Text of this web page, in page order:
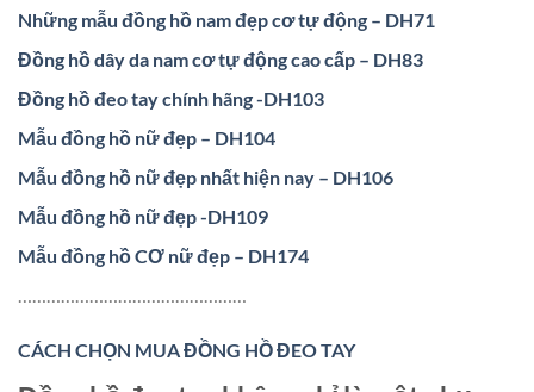
Những mẫu đồng hồ nam đẹp cơ tự động – DH71
Đồng hồ dây da nam cơ tự động cao cấp – DH83
Đồng hồ đeo tay chính hãng -DH103
Mẫu đồng hồ nữ đẹp – DH104
Mẫu đồng hồ nữ đẹp nhất hiện nay – DH106
Mẫu đồng hồ nữ đẹp -DH109
Mẫu đồng hồ CƠ nữ đẹp – DH174
…………………………………………
CÁCH CHỌN MUA ĐỒNG HỒ ĐEO TAY